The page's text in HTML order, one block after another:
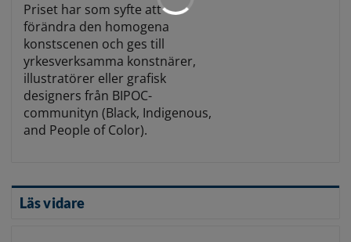
Priset har som syfte att
förändra den homogena
konstscenen och ges till
yrkesverksamma konstnärer,
illustratörer eller grafisk
designers från BIPOC-
communityn (Black, Indigenous,
and People of Color).
Läs vidare